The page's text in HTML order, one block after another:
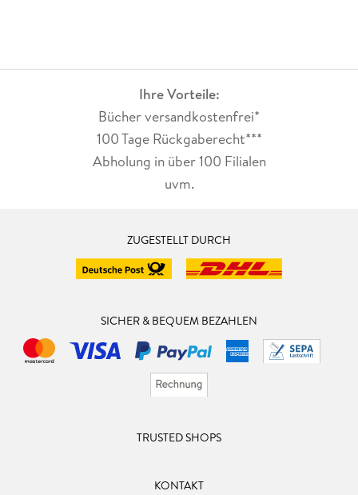
Ihre Vorteile:
Bücher versandkostenfrei*
100 Tage Rückgaberecht***
Abholung in über 100 Filialen
uvm.
ZUGESTELLT DURCH
SICHER & BEQUEM BEZAHLEN
TRUSTED SHOPS
KONTAKT